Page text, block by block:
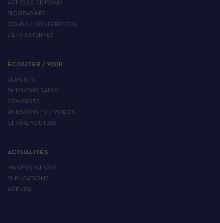
ARTICLES DE FOND
BIOGRAPHIES
COURS / CONFÉRENCES
LIENS EXTERNES
ÉCOUTER / VOIR
PLAYLISTS
EMISSIONS RADIO
CONCERTS
ÉMISSIONS TV / VIDÉOS
CHAÎNE YOUTUBE
ACTUALITÉS
MANIFESTATIONS
PUBLICATIONS
AGENDA